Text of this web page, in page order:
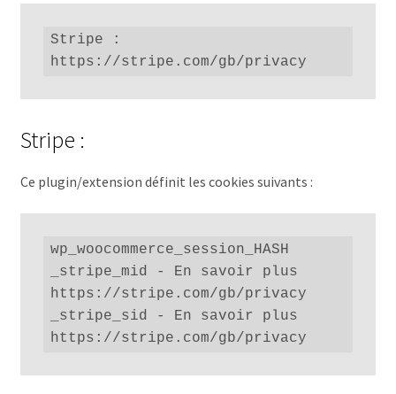
Stripe :
https://stripe.com/gb/privacy
Stripe :
Ce plugin/extension définit les cookies suivants :
wp_woocommerce_session_HASH
_stripe_mid - En savoir plus
https://stripe.com/gb/privacy
_stripe_sid - En savoir plus
https://stripe.com/gb/privacy